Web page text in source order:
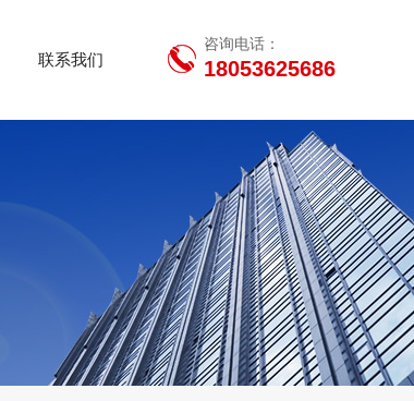
联系我们
咨询电话：
18053625686